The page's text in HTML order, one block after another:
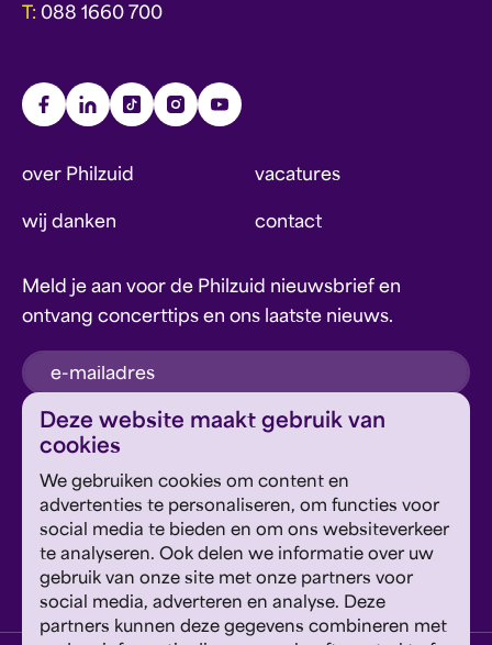
Deze website maakt gebruik van
cookies
We gebruiken cookies om content en
advertenties te personaliseren, om functies voor
social media te bieden en om ons websiteverkeer
te analyseren. Ook delen we informatie over uw
gebruik van onze site met onze partners voor
social media, adverteren en analyse. Deze
partners kunnen deze gegevens combineren met
T: 088 1660 700
over Philzuid vacatures
wij danken contact
Meld je aan voor de Philzuid nieuwsbrief en
ontvang concerttips en ons laatste nieuws.
inschrijven
Google's Privacyverklaring en Servicevoorwaarden
van toepassing.
Geef om Philzuid en steun ons!
steun ons